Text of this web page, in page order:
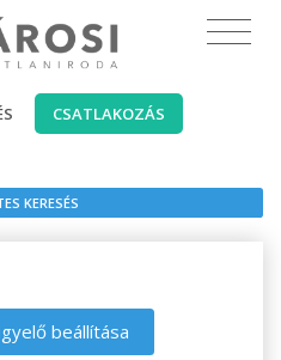
CSATLAKOZÁS
KERESÉS
beállítása